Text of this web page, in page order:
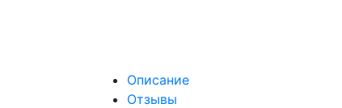
Описание
Отзывы